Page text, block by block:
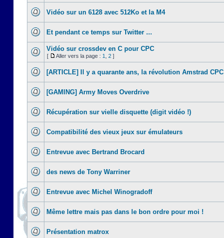
Vidéo sur un 6128 avec 512Ko et la M4
Et pendant ce temps sur Twitter ...
Vidéo sur crossdev en C pour CPC
[ Aller vers la page : 1 2 ]
[ARTICLE] Il y a quarante ans, la révolution Amstrad CPC
[GAMING] Army Moves Overdrive
Récupération sur vielle disquette (digit vidéo !)
Compatibilité des vieux jeux sur émulateurs
Entrevue avec Bertrand Brocard
des news de Tony Warriner
Entrevue avec Michel Winogradoff
Même lettre mais pas dans le bon ordre pour moi !
Présentation matrox